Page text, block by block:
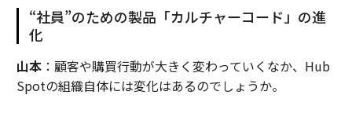
“社員”のための製品「カルチャーコード」の進
化
山本：顧客や購買行動が大きく変わっていくなか、Hub
Spotの組織自体には変化はあるのでしょうか。